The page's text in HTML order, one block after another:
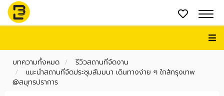
บทความทั้งหมด
รีวิวสถานที่จัดงาน
แนะนำสถานที่จัดประชุมสัมมนา เดินทางง่าย ๆ ใกล้กรุงเทพ
@สมุทรปราการ